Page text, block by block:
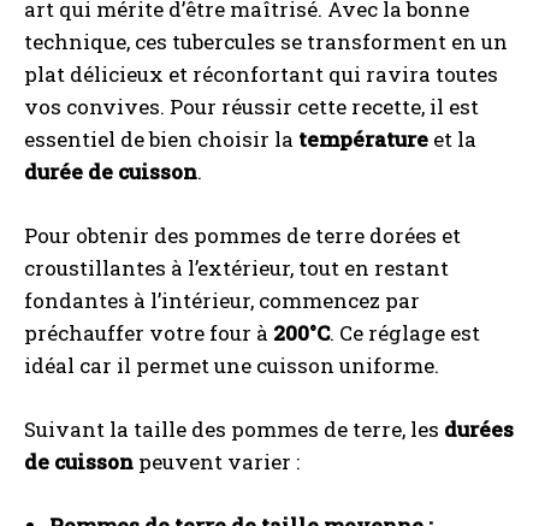
art qui mérite d’être maîtrisé. Avec la bonne
technique, ces tubercules se transforment en un
plat délicieux et réconfortant qui ravira toutes
vos convives. Pour réussir cette recette, il est
essentiel de bien choisir la température et la
durée de cuisson.
Pour obtenir des pommes de terre dorées et
croustillantes à l’extérieur, tout en restant
fondantes à l’intérieur, commencez par
préchauffer votre four à 200°C. Ce réglage est
idéal car il permet une cuisson uniforme.
Suivant la taille des pommes de terre, les durées
de cuisson peuvent varier :